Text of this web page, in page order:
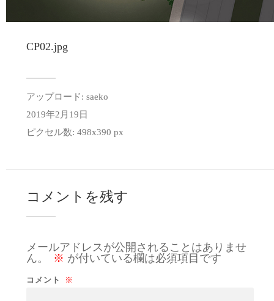
CP02.jpg
アップロード: saeko
2019年2月19日
ピクセル数: 498x390 px
コメントを残す
メールアドレスが公開されることはありませ
ん。
※ が付いている欄は必須項目です
コメント ※